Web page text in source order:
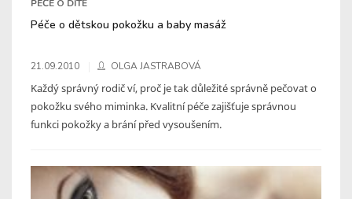
PÉČE O DÍTĚ
Péče o dětskou pokožku a baby masáž
21.09.2010 OLGA JASTRABOVÁ
Každý správný rodič ví, proč je tak důležité správně pečovat o
pokožku svého miminka. Kvalitní péče zajišťuje správnou
funkci pokožky a brání před vysoušením.